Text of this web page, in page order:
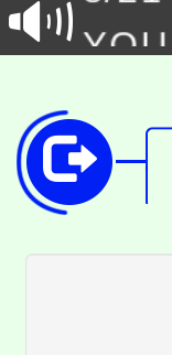
徵才
開!
115
田徑
桃園
視費
半
大園
份
大